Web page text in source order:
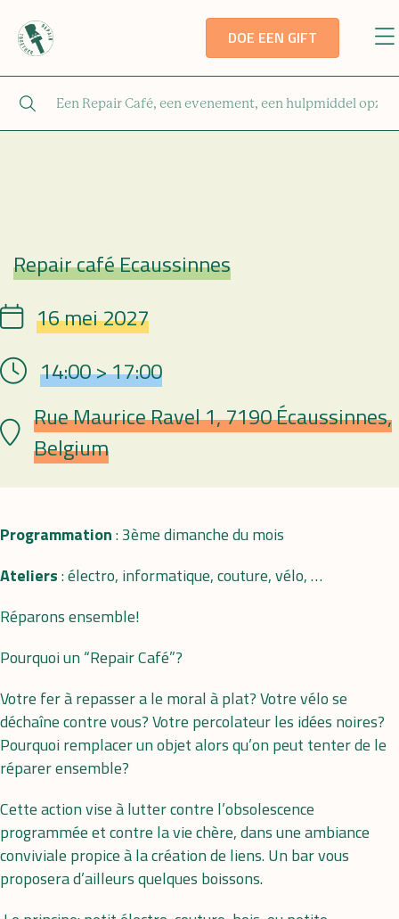
DOE EEN GIFT
Repair Café
Repair café Ecaussinnes
Date 16 mei 2027
Hour 14:00 > 17:00
PlaatsRue Maurice Ravel 1, 7190 Écaussinnes,
Belgium
Programmation: 3ème dimanche du mois
Ateliers: électro, informatique, couture, vélo, …
Réparons ensemble!
Pourquoi un “Repair Café”?
Votre fer à repasser a le moral à plat? Votre vélo se
déchaîne contre vous? Votre percolateur les idées noires?
Pourquoi remplacer un objet alors qu’on peut tenter de le
réparer ensemble?
Cette action vise à lutter contre l’obsolescence
programmée et contre la vie chère, dans une ambiance
conviviale propice à la création de liens. Un bar vous
proposera d’ailleurs quelques boissons.